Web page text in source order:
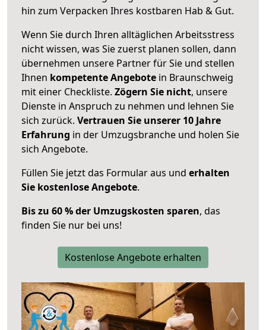
hin zum Verpacken Ihres kostbaren Hab & Gut.
Wenn Sie durch Ihren alltäglichen Arbeitsstress
nicht wissen, was Sie zuerst planen sollen, dann
übernehmen unsere Partner für Sie und stellen
Ihnen kompetente Angebote in Braunschweig
mit einer Checkliste. Zögern Sie nicht, unsere
Dienste in Anspruch zu nehmen und lehnen Sie
sich zurück. Vertrauen Sie unserer 10 Jahre
Erfahrung in der Umzugsbranche und holen Sie
sich Angebote.
Füllen Sie jetzt das Formular aus und erhalten
Sie kostenlose Angebote.
Bis zu 60 % der Umzugskosten sparen, das
finden Sie nur bei uns!
Kostenlose Angebote erhalten